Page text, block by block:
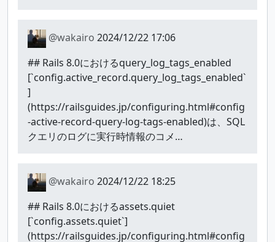
@wakairo 2024/12/22 17:06
## Rails 8.0におけるquery_log_tags_enabled
[`config.active_record.query_log_tags_enabled`
]
(https://railsguides.jp/configuring.html#config
-active-record-query-log-tags-enabled)は、SQL
クエリのログに実行時情報のコメ…
@wakairo 2024/12/22 18:25
## Rails 8.0におけるassets.quiet
[`config.assets.quiet`]
(https://railsguides.jp/configuring.html#config